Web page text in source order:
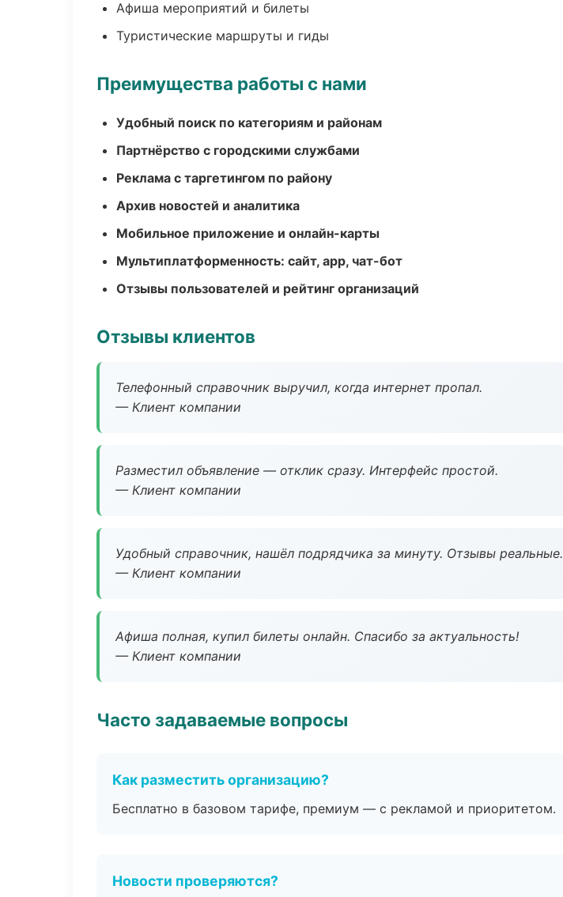
Афиша мероприятий и билеты
Туристические маршруты и гиды
Преимущества работы с нами
Удобный поиск по категориям и районам
Партнёрство с городскими службами
Реклама с таргетингом по району
Архив новостей и аналитика
Мобильное приложение и онлайн-карты
Мультиплатформенность: сайт, app, чат-бот
Отзывы пользователей и рейтинг организаций
Отзывы клиентов
Телефонный справочник выручил, когда интернет пропал.
— Клиент компании
Разместил объявление — отклик сразу. Интерфейс простой.
— Клиент компании
Удобный справочник, нашёл подрядчика за минуту. Отзывы реальные.
— Клиент компании
Афиша полная, купил билеты онлайн. Спасибо за актуальность!
— Клиент компании
Часто задаваемые вопросы
Как разместить организацию?
Бесплатно в базовом тарифе, премиум — с рекламой и приоритетом.
Новости проверяются?